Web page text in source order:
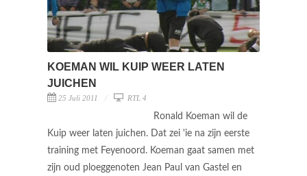
KOEMAN WIL KUIP WEER LATEN
JUICHEN
25 Juli 2011 RTL 4
Ronald Koeman wil de
Kuip weer laten juichen. Dat zei 'ie na zijn eerste
training met Feyenoord. Koeman gaat samen met
zijn oud ploeggenoten Jean Paul van Gastel en